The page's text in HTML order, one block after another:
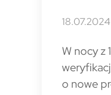
18.07.2024
W nocy z
o nowe